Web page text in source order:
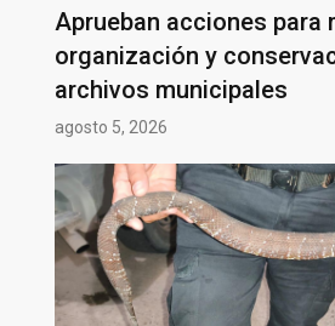
Aprueban acciones para
organización y
archivos municipales
agosto 5, 2026